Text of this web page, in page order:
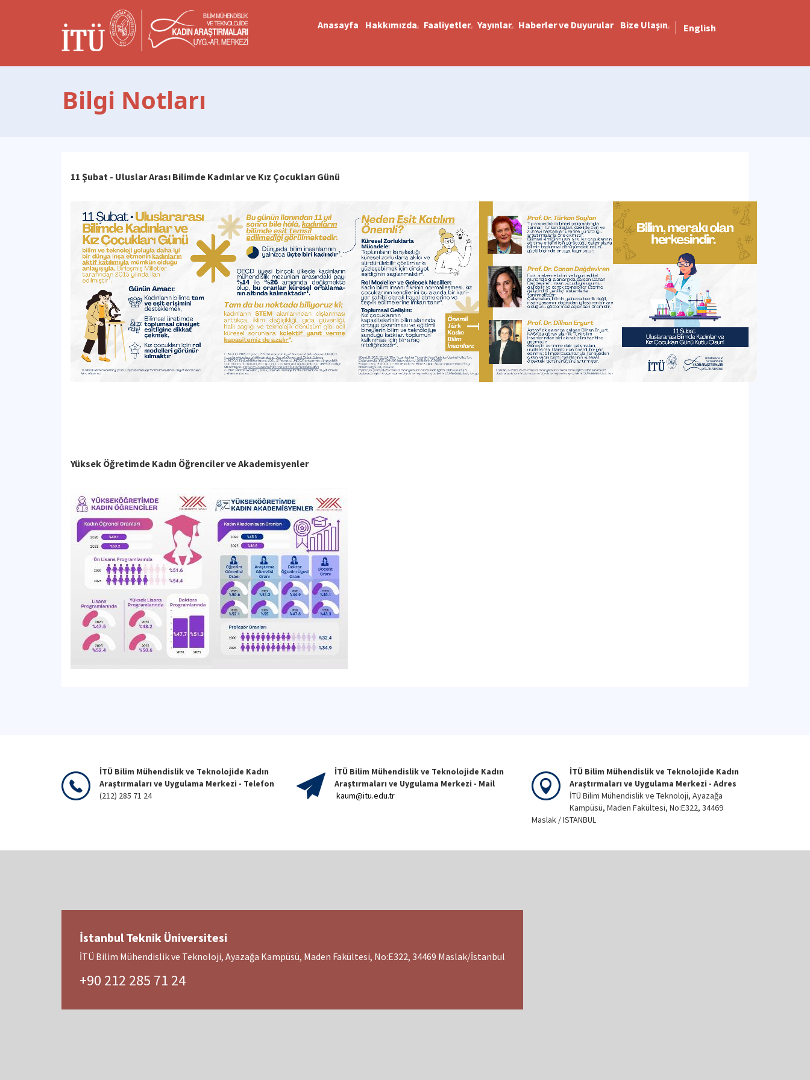
Anasayfa Hakkımızda Faaliyetler Yayınlar Haberler ve Duyurular Bize Ulaşın English
Bilgi Notları
11 Şubat - Uluslar Arası Bilimde Kadınlar ve Kız Çocukları Günü
Yüksek Öğretimde Kadın Öğrenciler ve Akademisyenler
İTÜ Bilim Mühendislik ve Teknolojide Kadın
Araştırmaları ve Uygulama Merkezi - Telefon
(212) 285 71 24
İTÜ Bilim Mühendislik ve Teknolojide Kadın
Araştırmaları ve Uygulama Merkezi - Mail
kaum@itu.edu.tr
İTÜ Bilim Mühendislik ve Teknolojide Kadın
Araştırmaları ve Uygulama Merkezi - Adres
İTÜ Bilim Mühendislik ve Teknoloji, Ayazağa
Kampüsü, Maden Fakültesi, No:E322, 34469
Maslak / ISTANBUL
İstanbul Teknik Üniversitesi
İTÜ Bilim Mühendislik ve Teknoloji, Ayazağa Kampüsü, Maden Fakültesi, No:E322, 34469 Maslak/İstanbul
+90 212 285 71 24